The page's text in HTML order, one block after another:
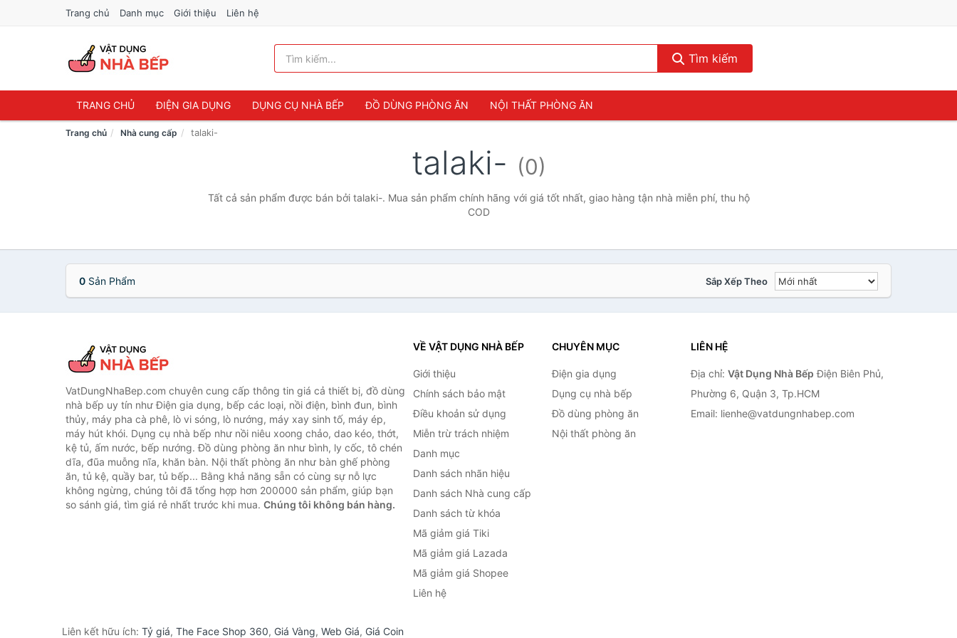
Trang chủ Danh mục Giới thiệu Liên hệ
Tìm kiếm
TRANG CHỦ ĐIỆN GIA DỤNG DỤNG CỤ NHÀ BẾP ĐỒ DÙNG PHÒNG ĂN NỘI THẤT PHÒNG ĂN
Trang chủ Nhà cung cấp talaki-
talaki- (0)
Tất cả sản phẩm được bán bởi talaki-. Mua sản phẩm chính hãng với giá tốt nhất, giao hàng tận nhà miễn phí, thu hộ
COD
0 Sản Phẩm Sắp Xếp Theo
VatDungNhaBep.com chuyên cung cấp thông tin giá cả thiết bị, đồ dùng
nhà bếp uy tín như Điện gia dụng, bếp các loại, nồi điện, bình đun, bình
thủy, máy pha cà phê, lò vi sóng, lò nướng, máy xay sinh tố, máy ép,
máy hút khói. Dụng cụ nhà bếp như nồi niêu xoong chảo, dao kéo, thớt,
kệ tủ, ấm nước, bếp nướng. Đồ dùng phòng ăn như bình, ly cốc, tô chén
dĩa, đũa muỗng nĩa, khăn bàn. Nội thất phòng ăn như bàn ghế phòng
ăn, tủ kệ, quầy bar, tủ bếp... Bằng khả năng sẵn có cùng sự nỗ lực
không ngừng, chúng tôi đã tổng hợp hơn 200000 sản phẩm, giúp bạn
so sánh giá, tìm giá rẻ nhất trước khi mua. Chúng tôi không bán hàng.
VỀ VẬT DỤNG NHÀ BẾP
Giới thiệu
Chính sách bảo mật
Điều khoản sử dụng
Miễn trừ trách nhiệm
Danh mục
Danh sách nhãn hiệu
Danh sách Nhà cung cấp
Danh sách từ khóa
Mã giảm giá Tiki
Mã giảm giá Lazada
Mã giảm giá Shopee
Liên hệ
CHUYÊN MỤC
Điện gia dụng
Dụng cụ nhà bếp
Đồ dùng phòng ăn
Nội thất phòng ăn
LIÊN HỆ
Địa chỉ: Vật Dụng Nhà Bếp Điện Biên Phủ,
Phường 6, Quận 3, Tp.HCM
Email: lienhe@vatdungnhabep.com
Liên kết hữu ích: Tỷ giá, The Face Shop 360, Giá Vàng, Web Giá, Giá Coin